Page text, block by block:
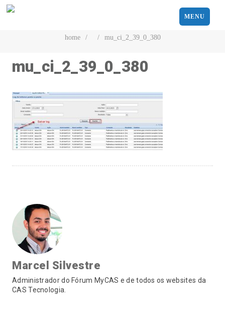
MENU
home / / mu_ci_2_39_0_380
mu_ci_2_39_0_380
Marcel Silvestre
Administrador do Fórum MyCAS e de todos os websites da
CAS Tecnologia.